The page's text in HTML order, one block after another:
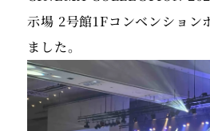
示場 2号館1Fコンベンション